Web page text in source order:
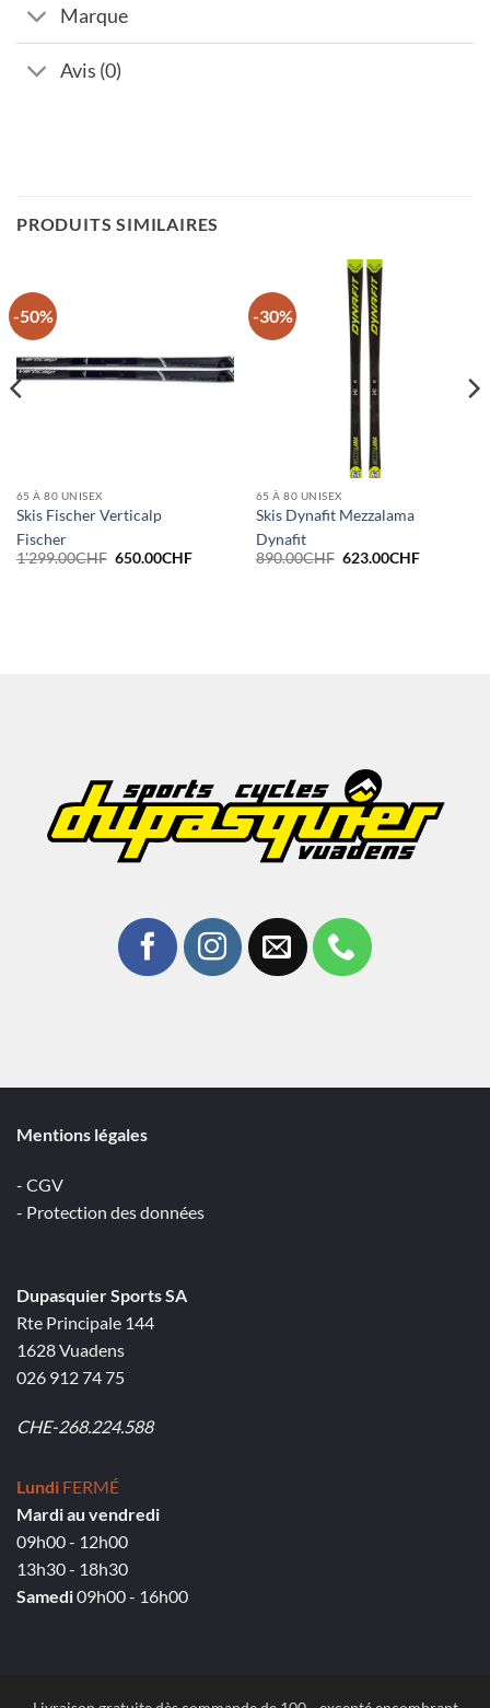
Marque
Avis (0)
PRODUITS SIMILAIRES
-50%
65 À 80 UNISEX
Skis Fischer Verticalp
Fischer
1'299.00CHF Le
650.00CHFLe
-30%
65 À 80 UNISEX
Skis Dynafit Mezzalama
Dynafit
890.00CHF Le
623.00CHFLe
Mentions légales
- CGV
- Protection des données
Dupasquier Sports SA
Rte Principale 144
1628 Vuadens
026 912 74 75
CHE-268.224.588
Lundi FERMÉ
Mardi au vendredi
09h00 - 12h00
13h30 - 18h30
Samedi09h00 - 16h00